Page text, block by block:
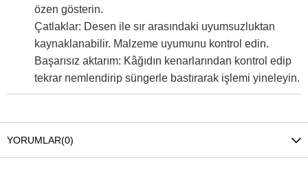
özen gösterin.
Çatlaklar: Desen ile sır arasındaki uyumsuzluktan
kaynaklanabilir. Malzeme uyumunu kontrol edin.
Başarısız aktarım: Kâğıdın kenarlarından kontrol edip
tekrar nemlendirip süngerle bastırarak işlemi yineleyin.
YORUMLAR(0)